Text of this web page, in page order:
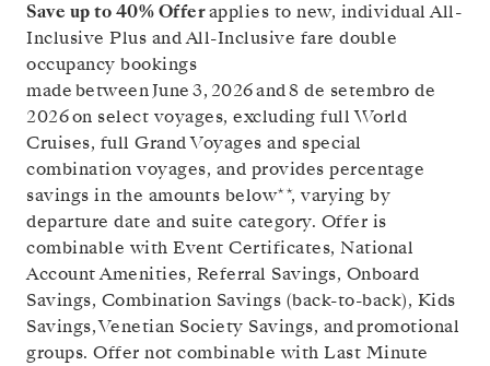
Save up to 40% Offerapplies to new, individual All-
Inclusive Plus and All-Inclusive fare double
occupancy bookings
made between June 3, 2026 and8 de setembro de
2026on select voyages, excluding full World
Cruises, full Grand Voyages and special
combination voyages, and provides percentage
savings in the amounts below**, varying by
departure date and suite category. Offer is
combinable with Event Certificates, National
Account Amenities, Referral Savings, Onboard
Savings, Combination Savings (back-to-back), Kids
Savings, Venetian Society Savings, and promotional
groups. Offer not combinable with Last Minute